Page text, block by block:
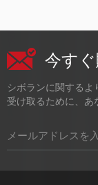
今す
シボランに関する
受け取るために、あ